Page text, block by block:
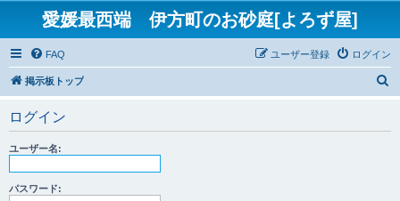
愛媛最西端 伊方町のお砂庭[よろず屋]
FAQ ログイン
ユーザー登録
掲示板トップ
ログイン
ユーザー名:
パスワード: